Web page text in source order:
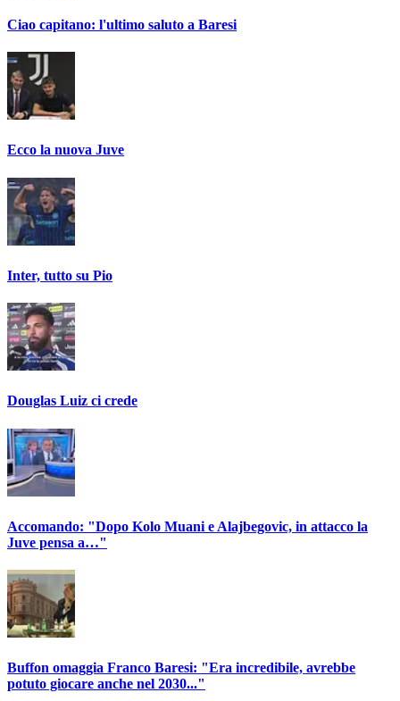
Ciao capitano: l'ultimo saluto a Baresi
Ecco la nuova Juve
Inter, tutto su Pio
Douglas Luiz ci crede
Accomando: "Dopo Kolo Muani e Alajbegovic, in attacco la
Juve pensa a…"
Buffon omaggia Franco Baresi: "Era incredibile, avrebbe
potuto giocare anche nel 2030..."